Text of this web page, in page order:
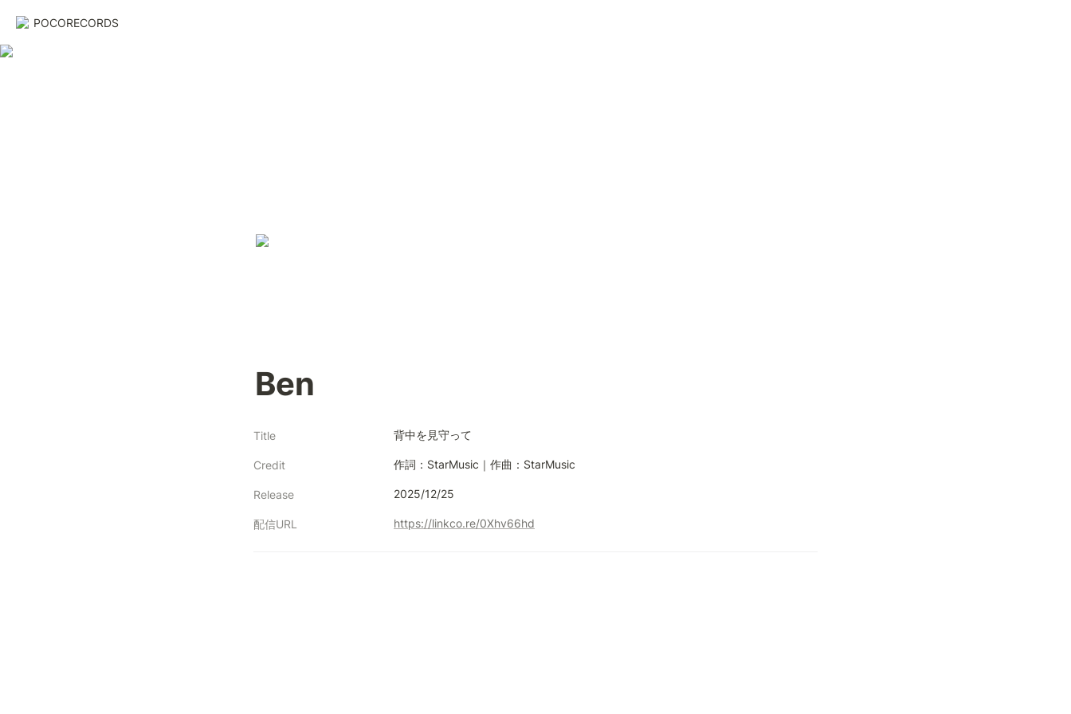
POCORECORDS
Ben
Title 背中を見守って
Credit 作詞：StarMusic｜作曲：StarMusic
Release 2025/12/25
配信URL https://linkco.re/0Xhv66hd